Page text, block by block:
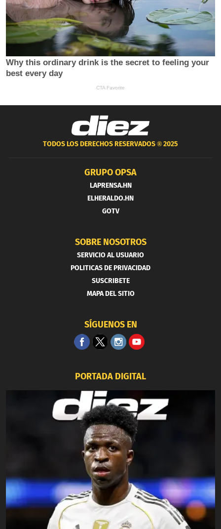
TODOS LOS DERECHOS RESERVADOS ®2025
GRUPO OPSA
LAPRENSA.HN
ELHERALDO.HN
GOTV
SOBRE NOSOTROS
SERVICIO AL USUARIO
POLITICAS DE PRIVACIDAD
SUSCRIBETE
MAPA DEL SITIO
SÍGUENOS EN
PORTADA DIGITAL